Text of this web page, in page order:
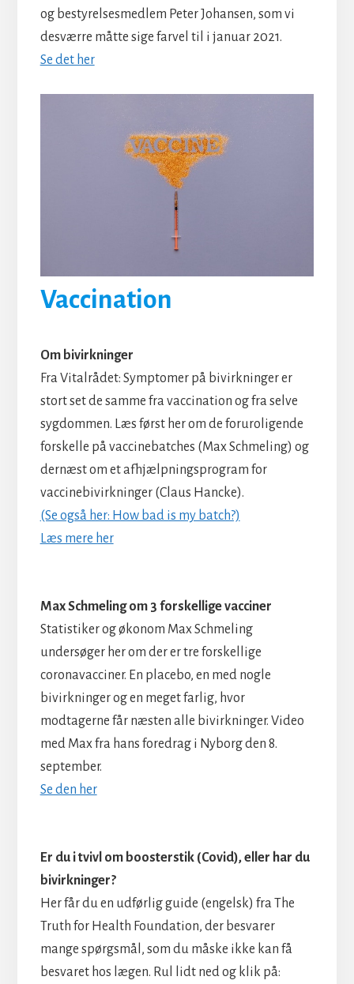
og bestyrelsesmedlem Peter Johansen, som vi
desværre måtte sige farvel til i januar 2021.
Se det her
Vaccination
Om bivirkninger
Fra Vitalrådet: Symptomer på bivirkninger er
stort set de samme fra vaccination og fra selve
sygdommen. Læs først her om de foruroligende
forskelle på vaccinebatches (Max Schmeling) og
dernæst om et afhjælpningsprogram for
vaccinebivirkninger (Claus Hancke).
(Se også her: How bad is my batch?)
Læs mere her
Max Schmeling om 3 forskellige vacciner
Statistiker og økonom Max Schmeling
undersøger her om der er tre forskellige
coronavacciner. En placebo, en med nogle
bivirkninger og en meget farlig, hvor
modtagerne får næsten alle bivirkninger. Video
med Max fra hans foredrag i Nyborg den 8.
september.
Se den her
Er du i tvivl om boosterstik (Covid), eller har du
bivirkninger?
Her får du en udførlig guide (engelsk) fra The
Truth for Health Foundation, der besvarer
mange spørgsmål, som du måske ikke kan få
besvaret hos lægen. Rul lidt ned og klik på: